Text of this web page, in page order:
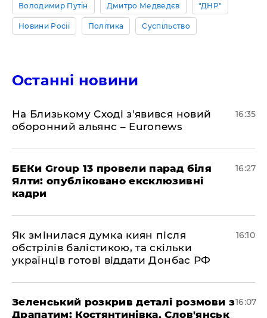
Володимир Путін Дмитро Медведєв "ДНР"
Новини Росії Політика Суспільство
Останні новини
На Близькому Сході з'явився новий
оборонний альянс – Euronews
16:35
БЕКи Group 13 провели парад біля
Ялти: опубліковано ексклюзивні
кадри
16:27
Як змінилася думка киян після
обстрілів балістикою, та скільки
українців готові віддати Донбас РФ
16:10
Зеленський розкрив деталі розмови з
Драпатим: Костянтинівка, Слов'янськ
16:07